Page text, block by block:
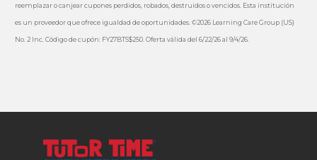
reemplazar o canjear cupones perdidos, robados, destruidos o vencidos. Esta institución
es un proveedor que ofrece igualdad de oportunidades. ©2026 Learning Care Group (US)
No. 2 Inc. Código de cupón: FY27BTS$250. Oferta válida del 6/22/26 al 9/4/26.